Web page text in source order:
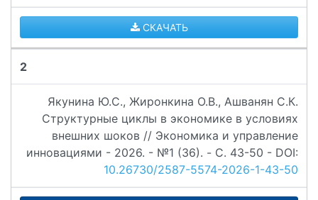
СКАЧАТЬ
2
Якунина Ю.С., Жиронкина О.В., Ашванян С.К.
Структурные циклы в экономике в условиях
внешних шоков // Экономика и управление
инновациями - 2026. - №1 (36). - C. 43-50 - DOI:
10.26730/2587-5574-2026-1-43-50